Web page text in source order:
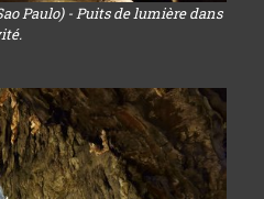
Paulo) - Puits de lumière dans